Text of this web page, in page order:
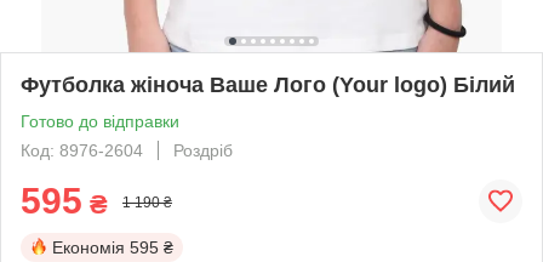
Футболка жіноча Ваше Лого (Your logo) Білий
Готово до відправки
Код: 8976-2604
Роздріб
595 ₴ 1 190 ₴
Економія 595 ₴